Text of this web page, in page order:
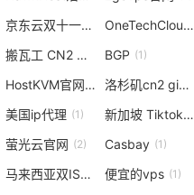
京东云双十一
(2) OneTechCloud
搬瓦工 CN2 GIA 机房 (6)
BGP (1)
HostKVM官网
(2) 洛杉矶cn2 gia
美国ip代理 (1) 新加坡 Tiktok vps
萤光云官网 (2) Casbay (1)
马来西亚双ISP家宽 (2)
便宜的vps (1)